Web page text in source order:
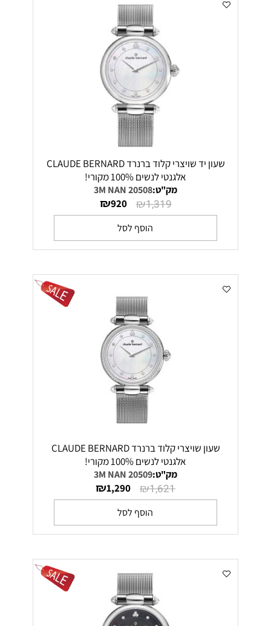
שעון יד שויצרי קלוד ברנרד CLAUDE BERNARD
אלגנטי לנשים 100% מקורי!
מק"ט:20508 3M NAN
₪1,319
₪920
הוסף לסל
שעון שויצרי קלוד ברנרד CLAUDE BERNARD
אלגנטי לנשים 100% מקורי!
מק"ט:20509 3M NAN
₪1,621
₪1,290
הוסף לסל